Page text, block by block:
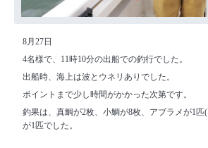
8月27日
4名様で、11時10分の出船での釣行でした。
出船時、海上は波とウネリありでした。
ポイントまで少し時間がかかった次第です。
釣果は、真鯛が2枚、小鯛が8枚、アブラメが1匹
が1匹でした。